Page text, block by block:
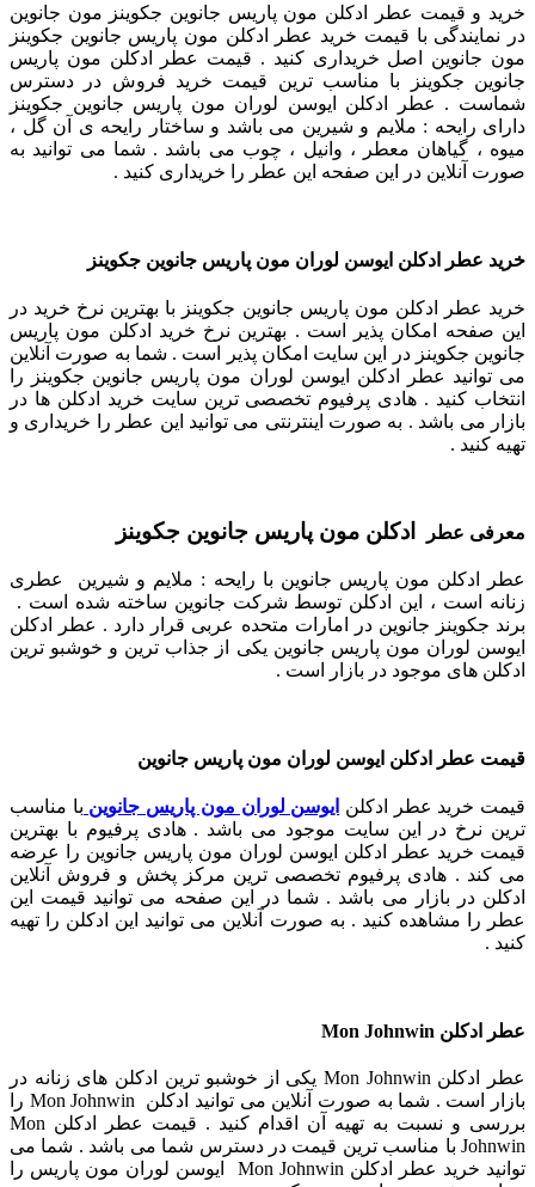
خرید و قیمت عطر ادکلن مون پاریس جانوین جکوینز مون جانوین
در نمایندگی با قیمت خرید عطر ادکلن مون پاریس جانوین جکوینز
مون جانوین اصل خریداری کنید . قیمت عطر ادکلن مون پاریس
جانوین جکوینز
با مناسب ترین قیمت خرید فروش در دسترس
شماست . عطر ادکلن ایوسن لوران مون پاریس جانوین جکوینز
دارای رایحه : ملایم و شیرین می باشد و ساختار رایحه ی آن گل ،
میوه ، گیاهان معطر ، وانیل ، چوب می باشد . شما می توانید به
صورت آنلاین در این صفحه این عطر را خریداری کنید .
خرید عطر ادکلن ایوسن لوران مون پاریس جانوین جکوینز
خرید عطر ادکلن مون پاریس جانوین جکوینز با بهترین نرخ خرید در
این صفحه امکان پذیر است . بهترین نرخ خرید ادکلن مون پاریس
جانوین جکوینز در این سایت امکان پذیر است . شما به صورت آنلاین
می توانید عطر ادکلن ایوسن لوران مون پاریس جانوین جکوینز را
انتخاب کنید . هادی پرفیوم تخصصی ترین سایت خرید ادکلن ها در
بازار می باشد . به صورت اینترنتی می توانید این عطر را خریداری و
تهیه کنید .
معرفی عطر ادکلن مون پاریس جانوین جکوینز
عطر ادکلن مون پاریس جانوین با رایحه : ملایم و شیرین عطری
زنانه است ، این ادکلن توسط شرکت جانوین ساخته شده است .
برند جکوینز جانوین در امارات متحده عربی قرار دارد . عطر ادکلن
ایوسن لوران مون پاریس جانوین یکی از جذاب ترین و خوشبو ترین
ادکلن های موجود در بازار است .
قیمت عطر ادکلن ایوسن لوران مون پاریس جانوین
قیمت خرید عطر ادکلن ایوسن لوران مون پاریس جانوین با مناسب
ترین نرخ در این سایت موجود می باشد . هادی پرفیوم با بهترین
قیمت خرید عطر ادکلن ایوسن لوران مون پاریس جانوین را عرضه
می کند . هادی پرفیوم تخصصی ترین مرکز پخش و فروش آنلاین
ادکلن در بازار می باشد . شما در این صفحه می توانید قیمت این
عطر را مشاهده کنید . به صورت آنلاین می توانید این ادکلن را تهیه
کنید .
عطر ادکلن Mon Johnwin
عطر ادکلن Mon Johnwin
یکی از خوشبو ترین ادکلن های زنانه در
بازار است . شما به صورت آنلاین می توانید ادکلن Mon Johnwin را
بررسی و نسبت به تهیه آن اقدام کنید . قیمت عطر ادکلن Mon
Johnwin با مناسب ترین قیمت در دسترس شما می باشد . شما می
توانید خرید عطر ادکلن Mon Johnwin ایوسن لوران مون پاریس را